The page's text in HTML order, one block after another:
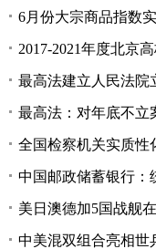
6月份大宗商品指数
2017-2021年度北京
最高法建立人民法院
最高法：对年底不立
全国检察机关实质性
中国邮政储蓄银行：
美日澳德加5国战舰
中美混双组合亮相世